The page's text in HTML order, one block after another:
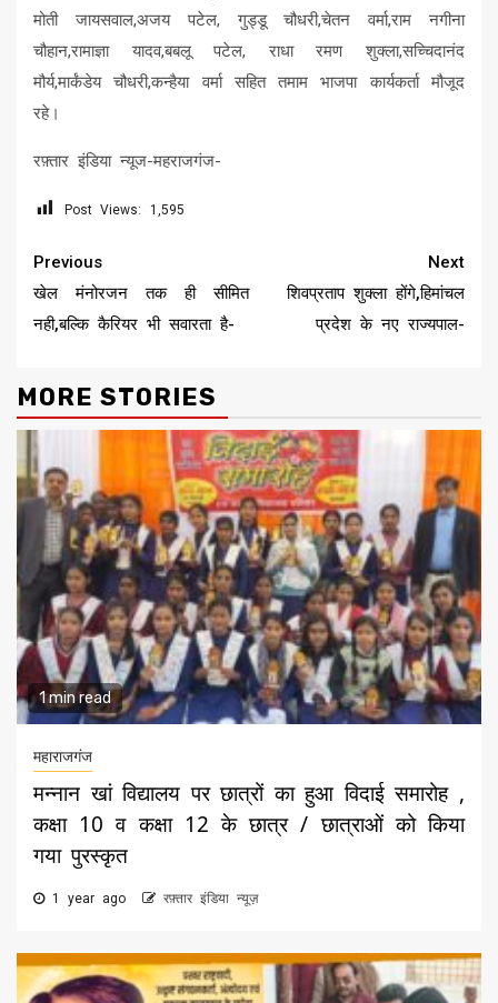
मोती जायसवाल,अजय पटेल, गुड्डू चौधरी,चेतन वर्मा,राम नगीना
चौहान,रामाज्ञा यादव,बबलू पटेल, राधा रमण शुक्ला,सच्चिदानंद
मौर्य,मार्कंडेय चौधरी,कन्हैया वर्मा सहित तमाम भाजपा कार्यकर्ता मौजूद
रहे।
रफ़्तार इंडिया न्यूज-महराजगंज-
Post Views: 1,595
Continue
Reading
Previous
खेल मंनोरजन तक ही सीमित
नही,बल्कि कैरियर भी सवारता है-
Next
शिवप्रताप शुक्ला होंगे,हिमांचल
प्रदेश के नए राज्यपाल-
MORE STORIES
1 min read
महाराजगंज
मन्नान खां विद्यालय पर छात्रों का हुआ विदाई समारोह ,
कक्षा 10 व कक्षा 12 के छात्र / छात्राओं को किया
गया पुरस्कृत
1 year ago रफ़्तार इंडिया न्यूज़